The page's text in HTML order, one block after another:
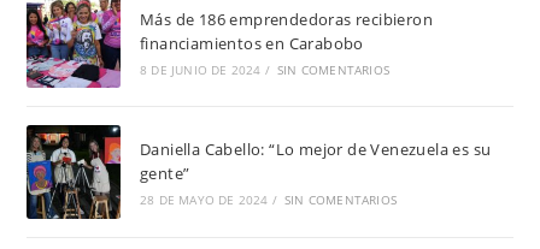
Más de 186 emprendedoras recibieron
financiamientos en Carabobo
8 DE JUNIO DE 2024 / SIN COMENTARIOS
Daniella Cabello: “Lo mejor de Venezuela es su
gente”
28 DE MAYO DE 2024 / SIN COMENTARIOS